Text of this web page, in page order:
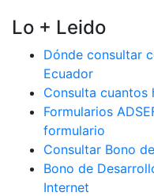
Lo + Leido
Dónde consultar
Ecuador
Consulta cuantos
Formularios
formulario
Consultar Bono
Bono de
Internet